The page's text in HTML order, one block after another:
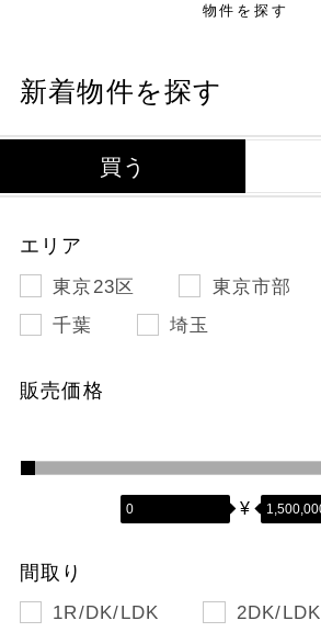
物件を探す
新着物件を探す
買う
エリア
東京23区 東京市部
千葉
埼玉
販売価格
¥
間取り
1R/DK/LDK
2DK/LDK